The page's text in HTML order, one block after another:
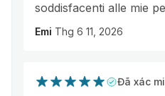
soddisfacenti alle mie
Emi Thg 6 11, 2026
Đã xác